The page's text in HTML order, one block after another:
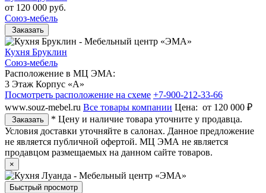
от 120 000 руб.
Союз-мебель
Заказать
Кухня Бруклин
Союз-мебель
Расположение в МЦ ЭМА:
3 Этаж Корпус «А»
Посмотреть расположение на схеме +7-900-212-33-66
www.souz-mebel.ru Все товары компании Цена: от 120 000 ₽
Заказать
* Цену и наличие товара уточните у продавца.
Условия доставки уточняйте в салонах. Данное предложение
не является публичной офертой. МЦ ЭМА не является
продавцом размещаемых на данном сайте товаров.
×
Быстрый просмотр